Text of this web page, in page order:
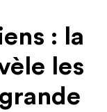
: la
les